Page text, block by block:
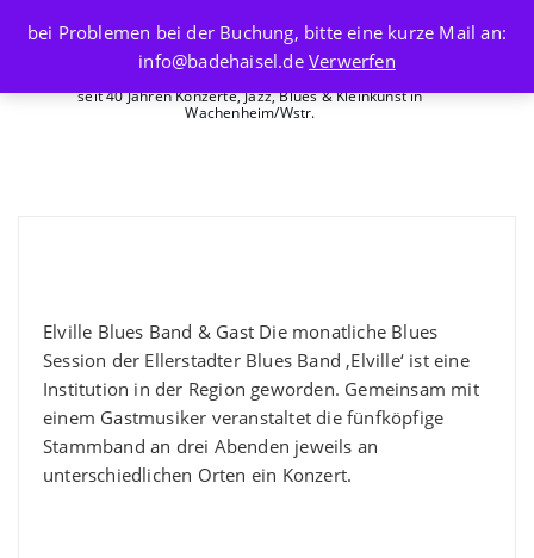
seit 40 Jahren Konzerte, Jazz, Blues & Kleinkunst in
Wachenheim/Wstr.
Elville Blues Band & Gast Die monatliche Blues
Session der Ellerstadter Blues Band ‚Elville‘ ist eine
Institution in der Region geworden. Gemeinsam mit
einem Gastmusiker veranstaltet die fünfköpfige
Stammband an drei Abenden jeweils an
unterschiedlichen Orten ein Konzert.
bei Problemen bei der Buchung, bitte eine kurze Mail an:
info@badehaisel.de Verwerfen